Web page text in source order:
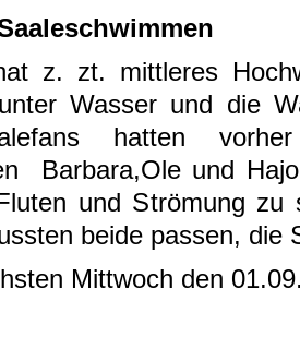
z. zt. mittleres
Wasser und die
hatten
Barbara,Ole und
und Strömung zu
beide passen, die
Mittwoch den